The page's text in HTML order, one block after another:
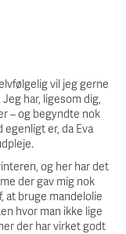
vil jeg gerne
har, ligesom dig,
– og begyndte nok
er, da Eva
og her har det
der gav mig nok
at bruge mandelolie
hvor man ikke lige
der har virket godt